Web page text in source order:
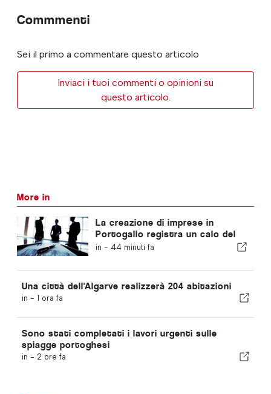
Commmenti
Sei il primo a commentare questo articolo
Inviaci i tuoi commenti o opinioni su
questo articolo.
More in
La creazione di imprese in
Portogallo registra un calo del
4,2%
in - 44 minuti fa
Una città dell'Algarve realizzerà 204 abitazioni
in - 1 ora fa
Sono stati completati i lavori urgenti sulle
spiagge portoghesi
in - 2 ore fa